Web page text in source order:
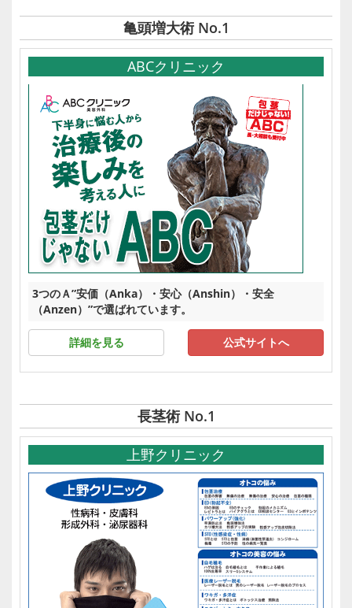
亀頭増大術 No.1
ABCクリニック
3つのＡ”安価（Anka）・安心（Anshin）・安全
（Anzen）”で選ばれています。
詳細を見る 公式サイトへ
長茎術 No.1
上野クリニック